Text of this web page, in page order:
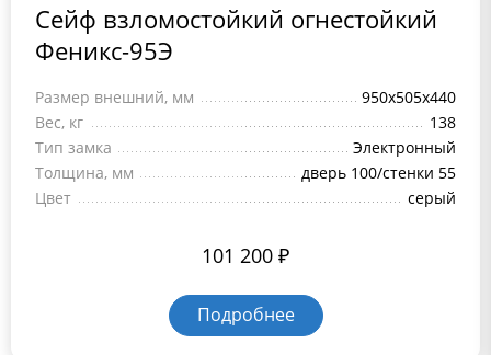
Сейф взломостойкий огнестойкий
Феникс-95Э
Размер внешний, мм
950х505х440
Вес, кг
138
Тип замка
Электронный
Толщина, мм
дверь 100/стенки 55
Цвет
серый
101 200 ₽
Подробнее